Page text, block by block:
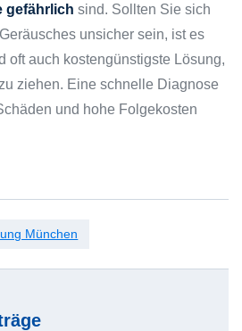
gefährlich sind. Sollten Sie sich
unsicher sein, ist es
oft auch kostengünstigste Lösung,
ziehen. Eine schnelle Diagnose
und hohe Folgekosten
München